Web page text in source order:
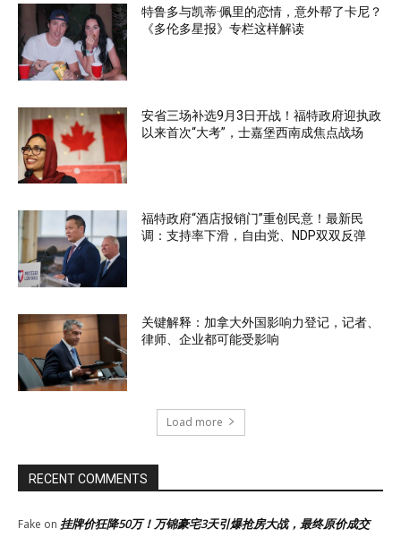
特鲁多与凯蒂·佩里的恋情，意外帮了卡尼？
《多伦多星报》专栏这样解读
安省三场补选9月3日开战！福特政府迎执政
以来首次“大考”，士嘉堡西南成焦点战场
福特政府“酒店报销门”重创民意！最新民
调：支持率下滑，自由党、NDP双双反弹
关键解释：加拿大外国影响力登记，记者、
律师、企业都可能受影响
Load more
RECENT COMMENTS
Fake on 挂牌价狂降50万！万锦豪宅3天引爆抢房大战，最终原价成交